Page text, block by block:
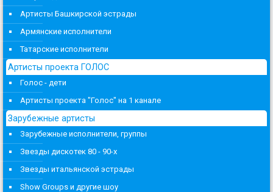
Артисты Башкирской эстрады
Армянские исполнители
Татарские исполнители
Артисты проекта ГОЛОС
Голос - дети
Артисты проекта "Голос" на 1 канале
Зарубежные артисты
Зарубежные исполнители, группы
Звезды дискотек 80 - 90-х
Звезды итальянской эстрады
Show Groups и другие шоу